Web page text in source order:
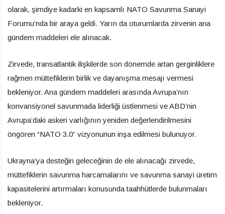
olarak, şimdiye kadarki en kapsamlı NATO Savunma Sanayi
Forumu’nda bir araya geldi. Yarın da oturumlarda zirvenin ana
gündem maddeleri ele alınacak.
Zirvede, transatlantik ilişkilerde son dönemde artan gerginliklere
rağmen müttefiklerin birlik ve dayanışma mesajı vermesi
bekleniyor. Ana gündem maddeleri arasında Avrupa’nın
konvansiyonel savunmada liderliği üstlenmesi ve ABD’nin
Avrupa’daki askeri varlığının yeniden değerlendirilmesini
öngören “NATO 3.0” vizyonunun inşa edilmesi bulunuyor.
Ukrayna’ya desteğin geleceğinin de ele alınacağı zirvede,
müttefiklerin savunma harcamalarını ve savunma sanayi üretim
kapasitelerini artırmaları konusunda taahhütlerde bulunmaları
bekleniyor.